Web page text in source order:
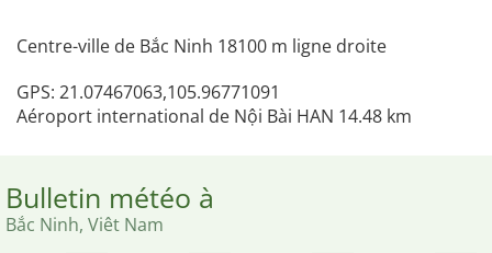
Centre-ville de Bắc Ninh 18100 m ligne droite
GPS: 21.07467063,105.96771091
Aéroport international de Nội Bài HAN 14.48 km
Bulletin météo à
Bắc Ninh, Viêt Nam